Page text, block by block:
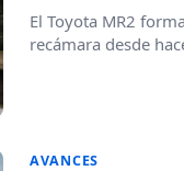
El Toyota MR2
recámara desde
AVANCES